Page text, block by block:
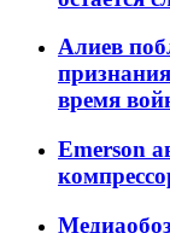
Алиев
время
Emerson